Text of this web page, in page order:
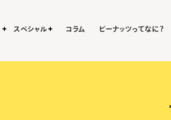
スペシャル コラム ピーナッツってなに？